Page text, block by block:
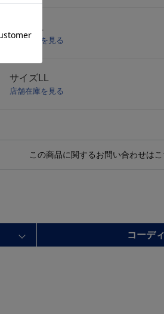
店舗在庫を見る
サイズ
店舗在庫を見る
この商品に関するお問い合わせはこ
コーデ